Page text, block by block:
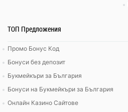
ТОП Предложения
Промо Бонус Код
Бонуси без депозит
Букмейкъри за България
Бонуси на Букмейкъри за България
Онлайн Казино Сайтове